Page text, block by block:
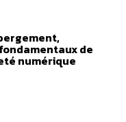
de
numérique